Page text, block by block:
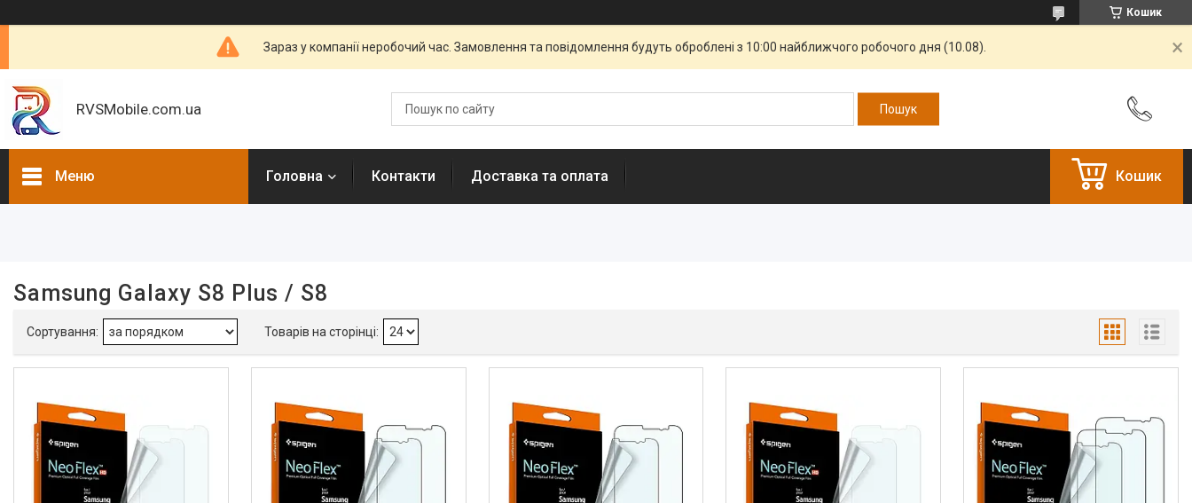
Кошик
Зараз у компанії неробочий час. Замовлення та повідомлення будуть оброблені з 10:00 найближчого робочого дня (10.08).
RVSMobile.com.ua
Меню
В наявності 4
Головна Контакти Доставка та оплата Кошик
Samsung Galaxy S8 Plus / S8